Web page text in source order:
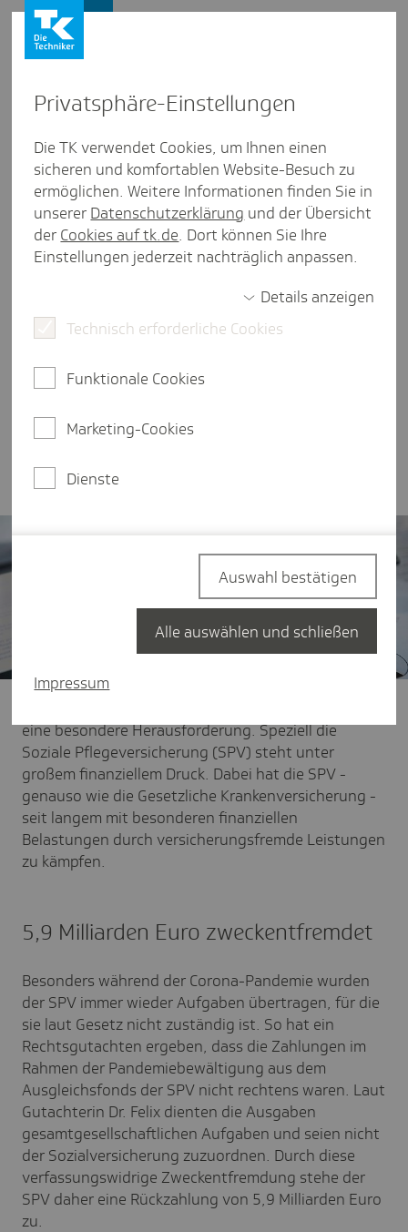
Baustelle Soziale Pfle­ge­ver­si­
che­rung
Posi­tion aus Saar­land
Versicherungsfremde Leistungen sind nicht nur in
Pflegeversicherung hat an diesem Phänomen zu
Rückzahlung zu, sondern auch Neuregelungen.
Gleichgewicht gebracht werden.
Presse und Politik Pflegepolitik
eine besondere Herausforderung. Speziell die
Soziale Pflegeversicherung (SPV) steht unter
großem finanziellem Druck. Dabei hat die SPV -
genauso wie die Gesetzliche Krankenversicherung -
seit langem mit besonderen finanziellen
Belastungen durch versicherungsfremde Leistungen
zu kämpfen.
5,9 Milliarden Euro zweckentfremdet
Besonders während der Corona-Pandemie wurden
der SPV immer wieder Aufgaben übertragen, für die
sie laut Gesetz nicht zuständig ist. So hat ein
Rechtsgutachten ergeben, dass die Zahlungen im
Rahmen der Pandemiebewältigung aus dem
Ausgleichsfonds der SPV nicht rechtens waren. Laut
Gutachterin Dr. Felix dienten die Ausgaben
gesamtgesellschaftlichen Aufgaben und seien nicht
der Sozialversicherung zuzuordnen. Durch diese
verfassungswidrige Zweckentfremdung stehe der
SPV daher eine Rückzahlung von 5,9 Milliarden Euro
zu.
Privat­sphäre-Einstel­lungen
Die TK verwendet Cookies, um Ihnen einen
sicheren und komfortablen Website-Besuch zu
ermöglichen. Weitere Informationen finden Sie in
unserer Datenschutzerklärung und der Übersicht
der Cookies auf tk.de. Dort können Sie Ihre
Einstellungen jederzeit nachträglich anpassen.
Details anzeigen
Technisch erforderliche Cookies
Funktionale Cookies
Marketing-Cookies
Dienste
Impressum
Auswahl bestätigen
Alle auswählen und schließen